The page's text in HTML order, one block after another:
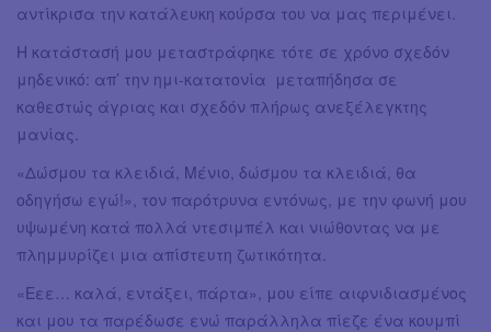
αντίκρισα την κατάλευκη κούρσα του να μας περιμένει.
Η κατάστασή μου μεταστράφηκε τότε σε χρόνο σχεδόν
μηδενικό: απ’ την ημι-κατατονία μεταπήδησα σε
καθεστώς άγριας και σχεδόν πλήρως ανεξέλεγκτης
μανίας.
«Δώσμου τα κλειδιά, Μένιο, δώσμου τα κλειδιά, θα
οδηγήσω εγώ!», τον παρότρυνα εντόνως, με την φωνή μου
υψωμένη κατά πολλά ντεσιμπέλ και νιώθοντας να με
πλημμυρίζει μια απίστευτη ζωτικότητα.
«Εεε… καλά, εντάξει, πάρτα», μου είπε αιφνιδιασμένος
και μου τα παρέδωσε ενώ παράλληλα πίεζε ένα κουμπί